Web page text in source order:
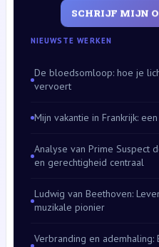
SCHRIJF MIJN
NIEUWSTE WERKEN
De bloedsomloop: hoe je
vervoert
Mijn vakantie in Frankrijk:
Analyse van Prime Suspect
en gerechtigheid centraal
Ludwig van Beethoven:
muzikale pionier
Verbranding en